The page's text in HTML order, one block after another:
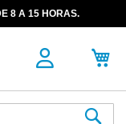
8 A 15 HORAS.